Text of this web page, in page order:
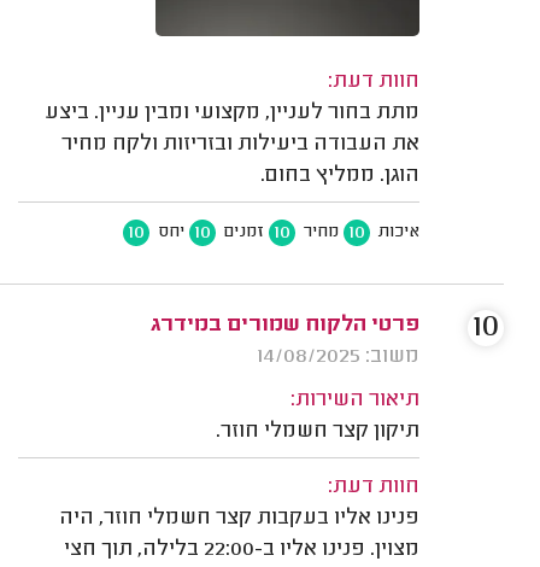
חוות דעת:
מתת בחור לעניין, מקצועי ומבין עניין. ביצע
את העבודה ביעילות ובזריזות ולקח מחיר
הוגן. ממליץ בחום.
איכות 10 מחיר 10 זמנים 10 יחס 10
פרטי הלקוח שמורים במידרג
משוב: 14/08/2025
תיאור השירות:
תיקון קצר חשמלי חוזר.
חוות דעת:
פנינו אליו בעקבות קצר חשמלי חוזר, היה
מצוין. פנינו אליו ב-22:00 בלילה, תוך חצי
10